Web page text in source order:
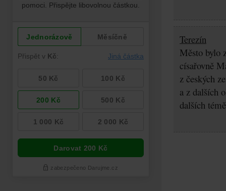
Terezín
Město bylo
císařovně
z českých
a z dalších
dalších